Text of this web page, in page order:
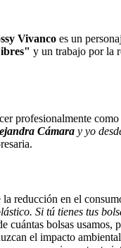
Vivanco es un
y un trabajo por la
profesionalmente como
Cámara y yo
reducción en el
Si tú tienes tus
cuántas bolsas
el impacto